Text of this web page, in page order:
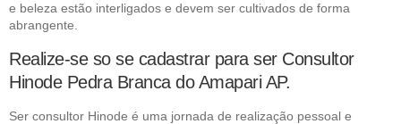
e beleza estão interligados e devem ser cultivados de forma
abrangente.
Realize-se so se cadastrar para ser Consultor
Hinode Pedra Branca do Amapari AP.
Ser consultor Hinode é uma jornada de realização pessoal e